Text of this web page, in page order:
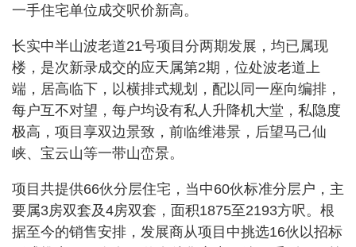
一手住宅单位成交呎价新高。
长实中半山波老道21号项目分两期发展，均已属现
楼，是次新录成交的应天属第2期，位处波老道上
端，居高临下，以横排式规划，配以同一座向编排，
每户互不对望，每户均设有私人升降机大堂，私隐度
极高，项目享双边景致，前临维港景，后望马己仙
峡、宝云山等一带山峦景。
项目共提供66伙分层住宅，当中60伙标准分层户，主
要属3房双套及4房双套，面积1875至2193方呎。根
据至今的销售安排，发展商从项目中挑选16伙以招标